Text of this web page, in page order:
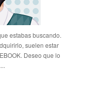
estabas buscando.
suelen estar
Deseo que lo